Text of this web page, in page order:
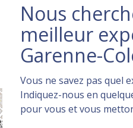
Nous
meilleur
Garenne-
Vous ne savez pas quel
Indiquez-nous en
pour vous et vous